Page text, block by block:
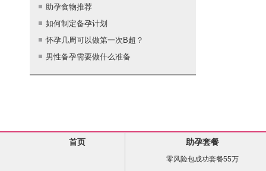
助孕食物推荐
如何制定备孕计划
怀孕几周可以做第一次B超？
男性备孕需要做什么准备
首页 助孕套餐
零风险包成功套餐55万